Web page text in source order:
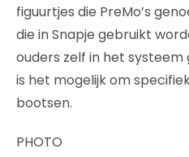
figuurtjes die PreMo’s
die in Snapje gebruikt
ouders zelf in het
is het mogelijk om
bootsen.
PHOTO